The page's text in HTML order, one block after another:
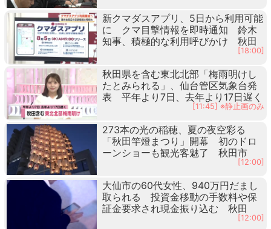
新クマダスアプリ、5日から利用可能
に クマ目撃情報を即時通知 鈴木
知事、積極的な利用呼びかけ 秋田
[18:00]
秋田県を含む東北北部「梅雨明けし
たとみられる」、仙台管区気象台発
表 平年より7日、去年より17日遅く
[11:45] ※静止画のみ
273本の光の稲穂、夏の夜空彩る
「秋田竿燈まつり」開幕 初のドロ
ーンショーも観光客魅了 秋田市
[12:00]
大仙市の60代女性、940万円だまし
取られる 投資金移動の手数料や保
証金要求され現金振り込む 秋田
[12:00]